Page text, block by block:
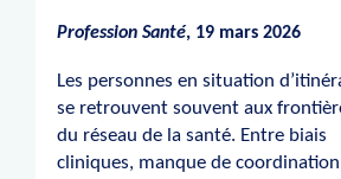
Profession Santé, 19 mars 2026
Les personnes en situation
se retrouvent souvent aux
du réseau de la santé. Entre biais
cliniques, manque de